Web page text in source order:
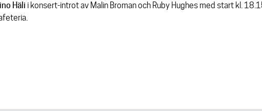
Häli i konsert-introt av Malin Broman och Ruby Hughes med start kl.